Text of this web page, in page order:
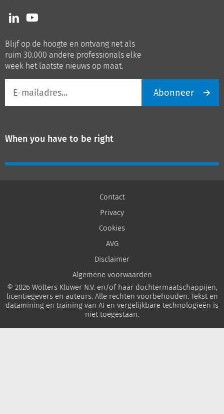
Volg
ons
LinkedIn
Volg
ons
Youtube
Blijf op de hoogte en ontvang net als
ruim 30.000 andere professionals elke
week het laatste nieuws op maat.
mailadres
Abonneer
When you have to be right
Contact
Privacy
Cookies
AVG
Disclaimer
Algemene voorwaarden
© 2026 Wolters Kluwer N.V. en/of haar dochtermaatschappijen,
licentiegevers en auteurs. Alle rechten voorbehouden. Tekst en
datamining en training van AI en vergelijkbare technologieën is
niet toegestaan.